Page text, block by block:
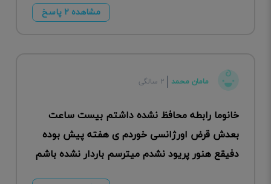
مشاهده ۲ پاسخ
مامان محمد ۲ سالگی
خانوما رابطه محافظ نشده داشتم بیست ساعت
بعدش قرض اورژانسی خوردم ی هفته پیش بوده
دفیقع هنور پریود نشدم میترسم باردار نشده باشم